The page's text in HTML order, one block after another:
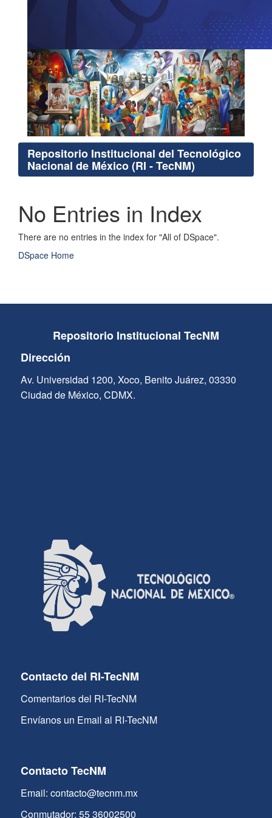
Repositorio Institucional del Tecnológico
Nacional de México (RI - TecNM)
No Entries in Index
There are no entries in the index for "All of DSpace".
DSpace Home
Repositorio Institucional TecNM
Dirección
Av. Universidad 1200, Xoco, Benito Juárez, 03330
Ciudad de México, CDMX.
Contacto del RI-TecNM
Comentarios del RI-TecNM
Envíanos un Email al RI-TecNM
Contacto TecNM
Email: contacto@tecnm.mx
Conmutador: 55 36002500